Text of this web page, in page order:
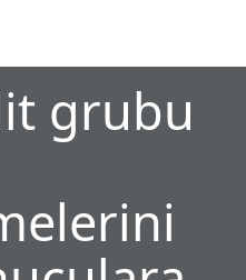
grubu